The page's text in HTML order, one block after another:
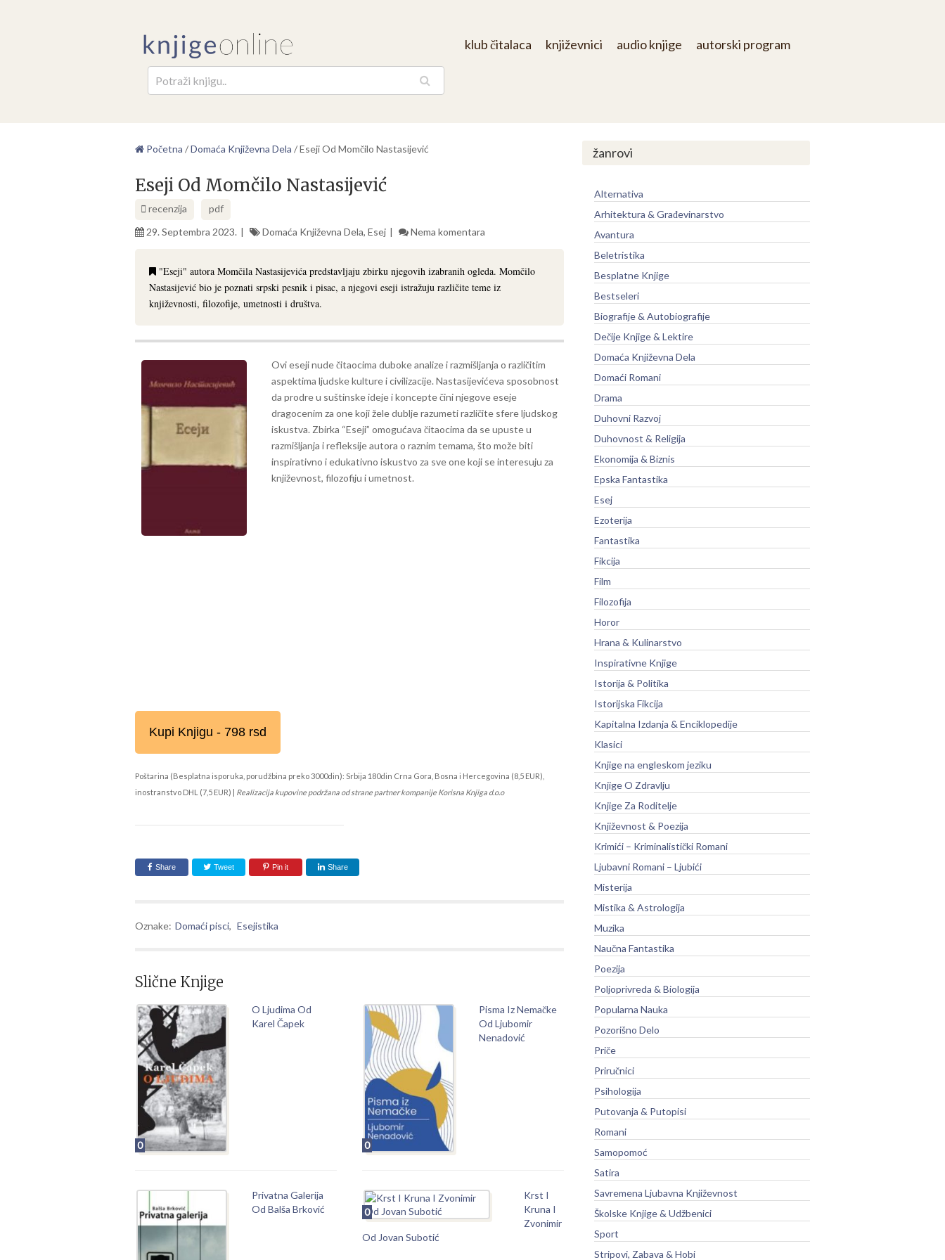
klub čitalaca književnici audio knjige autorski program
Početna /Domaća Književna Dela /Eseji Od Momčilo Nastasijević
Eseji Od Momčilo Nastasijević
recenzija
pdf
29. Septembra 2023.
Domaća Književna Dela, Esej Nema komentara
"Eseji" autora Momčila Nastasijevića predstavljaju zbirku njegovih izabranih ogleda. Momčilo
Nastasijević bio je poznati srpski pesnik i pisac, a njegovi eseji istražuju različite teme iz
književnosti, filozofije, umetnosti i društva.
Ovi eseji nude čitaocima duboke analize i razmišljanja o različitim
aspektima ljudske kulture i civilizacije. Nastasijevićeva sposobnost
da prodre u suštinske ideje i koncepte čini njegove eseje
dragocenim za one koji žele dublje razumeti različite sfere ljudskog
iskustva. Zbirka “Eseji” omogućava čitaocima da se upuste u
razmišljanja i refleksije autora o raznim temama, što može biti
inspirativno i edukativno iskustvo za sve one koji se interesuju za
književnost, filozofiju i umetnost.
Kupi Knjigu - 798 rsd
Poštarina (Besplatna isporuka, porudžbina preko 3000din): Srbija 180din Crna Gora, Bosna i Hercegovina (8,5 EUR),
inostranstvo DHL (7,5 EUR) | Realizacija kupovine podržana od strane partner kompanije Korisna Knjiga d.o.o
Share Tweet Pin it Share
Oznake: Domaći pisci, Esejistika
Slične Knjige
0
O Ljudima Od
Karel Čapek
0
Pisma Iz Nemačke
Od Ljubomir
Nenadović
Privatna Galerija
Od Balša Brković
0
Krst I
Kruna I
Zvonimir
Od Jovan Subotić
žanrovi
Alternativa
Arhitektura & Građevinarstvo
Avantura
Beletristika
Besplatne Knjige
Bestseleri
Biografije & Autobiografije
Dečije Knjige & Lektire
Domaća Književna Dela
Domaći Romani
Drama
Duhovni Razvoj
Duhovnost & Religija
Ekonomija & Biznis
Epska Fantastika
Esej
Ezoterija
Fantastika
Fikcija
Film
Filozofija
Horor
Hrana & Kulinarstvo
Inspirativne Knjige
Istorija & Politika
Istorijska Fikcija
Kapitalna Izdanja & Enciklopedije
Klasici
Knjige na engleskom jeziku
Knjige O Zdravlju
Knjige Za Roditelje
Književnost & Poezija
Krimići – Kriminalistički Romani
Ljubavni Romani – Ljubići
Misterija
Mistika & Astrologija
Muzika
Naučna Fantastika
Poezija
Poljoprivreda & Biologija
Popularna Nauka
Pozorišno Delo
Priče
Priručnici
Psihologija
Putovanja & Putopisi
Romani
Samopomoć
Satira
Savremena Ljubavna Književnost
Školske Knjige & Udžbenici
Sport
Stripovi, Zabava & Hobi